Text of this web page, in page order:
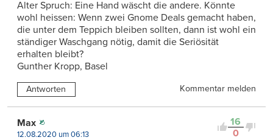
Alter Spruch: Eine Hand wäscht die andere. Könnte
wohl heissen: Wenn zwei Gnome Deals gemacht haben,
die unter dem Teppich bleiben sollten, dann ist wohl ein
ständiger Waschgang nötig, damit die Seriösität
erhalten bleibt?
Gunther Kropp, Basel
Antworten Kommentar melden
16
0
Max
12.08.2020 um 06:13